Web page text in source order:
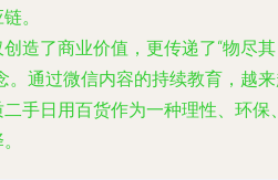
。
创造了商业价值，更传递了“物尽其
。通过微信内容的持续教育，越
手日用百货作为一种理性、环保